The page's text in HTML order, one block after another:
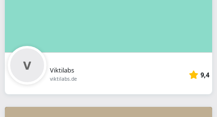
Viktilabs
viktilabs.de 9,4